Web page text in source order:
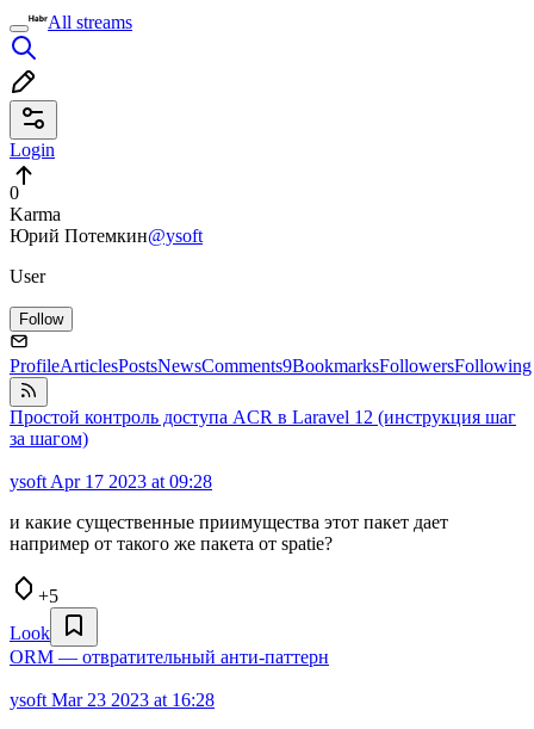
All streams
Login
0
Karma
Юрий Потемкин@ysoft
User
Follow
ProfileArticlesPostsNewsComments9BookmarksFollowersFollowing
Простой контроль доступа ACR в Laravel 12 (инструкция шаг
за шагом)
ysoft Apr 17 2023 at 09:28
и какие существенные приимущества этот пакет дает
например от такого же пакета от spatie?
+5
Look
ORM — отвратительный анти-паттерн
ysoft Mar 23 2023 at 16:28